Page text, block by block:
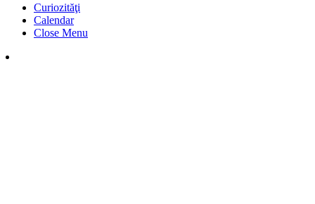
Curiozităţi
Calendar
Close Menu